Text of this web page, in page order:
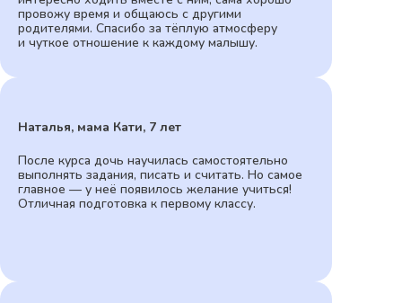
провожу время и общаюсь с другими
родителями. Спасибо за тёплую атмосферу
и чуткое отношение к каждому малышу.
Наталья, мама Кати, 7 лет
После курса дочь научилась самостоятельно
выполнять задания, писать и считать. Но самое
главное — у неё появилось желание учиться!
Отличная подготовка к первому классу.